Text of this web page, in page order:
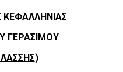
ΚΕΦΑΛΛΗΝΙΑΣ
ΓΕΡΑΣΙΜΟΥ
)